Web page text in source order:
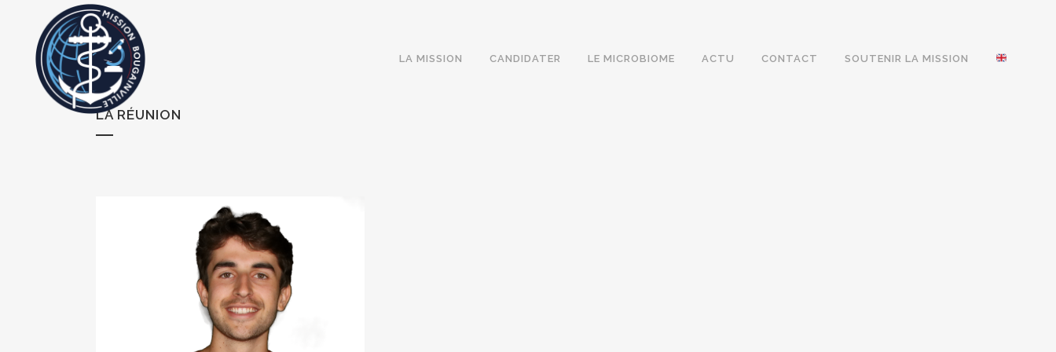
LA MISSION CANDIDATER LE MICROBIOME ACTU CONTACT SOUTENIR LA MISSION
LA RÉUNION